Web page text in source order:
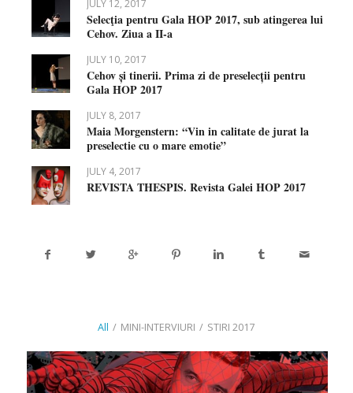
JULY 12, 2017
Selecţia pentru Gala HOP 2017, sub atingerea lui
Cehov. Ziua a II-a
JULY 10, 2017
Cehov și tinerii. Prima zi de preselecții pentru
Gala HOP 2017
JULY 8, 2017
Maia Morgenstern: “Vin in calitate de jurat la
preselectie cu o mare emotie”
JULY 4, 2017
REVISTA THESPIS. Revista Galei HOP 2017
All / MINI-INTERVIURI / STIRI 2017